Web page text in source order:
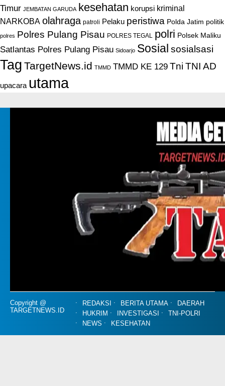
Timur JEMBATAN GARUDA kesehatan korupsi kriminal
NARKOBA olahraga patroli Pelaku peristiwa Polda Jatim politik
polres Polres Pulang Pisau POLRES TEGAL polri Polsek Maliku
Satlantas Polres Pulang Pisau Sidoarjo Sosial sosialsasi
Tag TargetNews.id TMMD TMMD KE 129 Tni TNI AD
upacara utama
Copyright @
TARGETNEWS.ID
REDAKSI BERITA UTAMA
DAERAH
HUKRIM
INVESTIGASI
TNI-POLRI
NEWS
KESEHATAN